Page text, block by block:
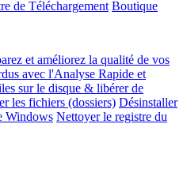
de Téléchargement Boutique
et améliorez la qualité de vos
avec l'Analyse Rapide et
sur le disque & libérer de
les fichiers (dossiers) Désinstaller
Windows Nettoyer le registre du